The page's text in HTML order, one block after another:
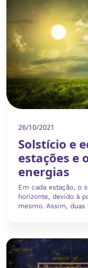
26/10/2021
Solstício e
estações e
energias
Em cada estação, o
horizonte, devido à
mesmo. Assim,